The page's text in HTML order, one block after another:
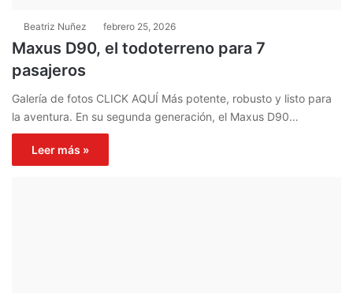
Beatriz Nuñez febrero 25, 2026
Maxus D90, el todoterreno para 7
pasajeros
Galería de fotos CLICK AQUÍ Más potente, robusto y listo para
la aventura. En su segunda generación, el Maxus D90…
Leer más »